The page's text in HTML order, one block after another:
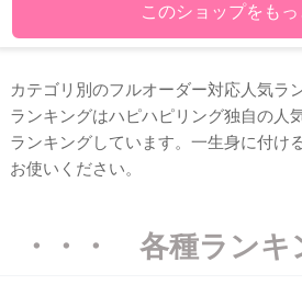
このショップをもっ
カテゴリ別のフルオーダー対応人気ラ
ランキングはハピハピリング独自の人
ランキングしています。一生身に付け
お使いください。
・・・ 各種ラン